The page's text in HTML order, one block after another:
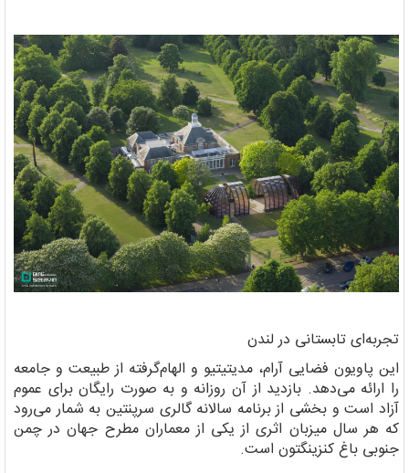
تجربه‌ای تابستانی در لندن
این پاویون فضایی آرام، مدیتیتیو و الهام‌گرفته از طبیعت و جامعه
را ارائه می‌دهد. بازدید از آن روزانه و به صورت رایگان برای عموم
آزاد است و بخشی از برنامه سالانه گالری سرپنتین به شمار می‌رود
که هر سال میزبان اثری از یکی از معماران مطرح جهان در چمن
جنوبی باغ کنزینگتون است.